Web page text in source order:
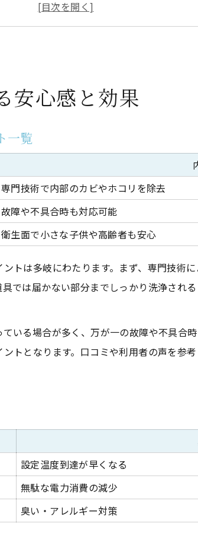
も安心なエアコンクリーニングの理由
する場合との違いを知る
コンクリーニング分解洗浄工程を比較
とプロの分解技術の違い
熱交換器の清掃が重要な理由
プロのクリーニング活用法
を守るエアコンクリーニングのポイント
リ対策に効果的なプロ依頼
齢者に安心な空気環境づくり
リーニング活用でアレルギー予防
ながる清掃のポイント解説
に効果的なエアコンクリーニングの手順
とプロ依頼の節電効果比較
比較した依頼の価値と実感
除vsプロ依頼の効果比較表
クリーニング依頼の価値を実感する瞬間
安心感と効果
一覧
専門技術で内部のカビやホコリを除去
故障や不具合時も対応可能
衛生面で小さな子供や高齢者も安心
トは多岐にわたります。まず、専門技術
では届かない部分までしっかり洗浄され
いる場合が多く、万が一の故障や不具合
トとなります。口コミや利用者の声を参
設定温度到達が早くなる
無駄な電力消費の減少
臭い・アレルギー対策